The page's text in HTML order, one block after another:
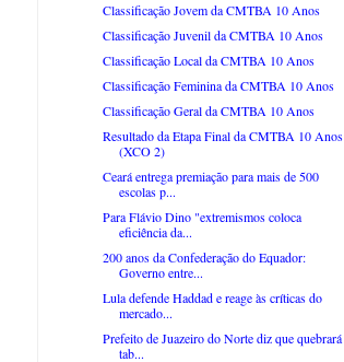
Classificação Jovem da CMTBA 10 Anos
Classificação Juvenil da CMTBA 10 Anos
Classificação Local da CMTBA 10 Anos
Classificação Feminina da CMTBA 10 Anos
Classificação Geral da CMTBA 10 Anos
Resultado da Etapa Final da CMTBA 10 Anos
(XCO 2)
Ceará entrega premiação para mais de 500
escolas p...
Para Flávio Dino "extremismos coloca
eficiência da...
200 anos da Confederação do Equador:
Governo entre...
Lula defende Haddad e reage às críticas do
mercado...
Prefeito de Juazeiro do Norte diz que quebrará
tab...